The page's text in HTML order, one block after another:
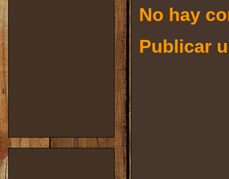
No hay
Publicar